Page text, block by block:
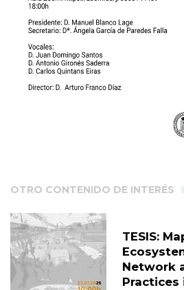
OTRO CONTENIDO DE INTERÉS
TESIS:
Network
Practices